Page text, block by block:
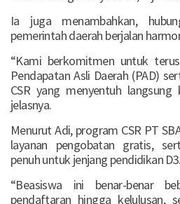
Ia juga menambahkan,
pemerintah daerah berjalan
“Kami berkomitmen untuk
Pendapatan Asli Daerah (PAD)
CSR yang menyentuh langsung
jelasnya.
Menurut Adi, program CSR PT
layanan pengobatan gratis,
penuh untuk jenjang pendidikan D3.
“Beasiswa ini benar-benar
pendaftaran hingga kelulusan,